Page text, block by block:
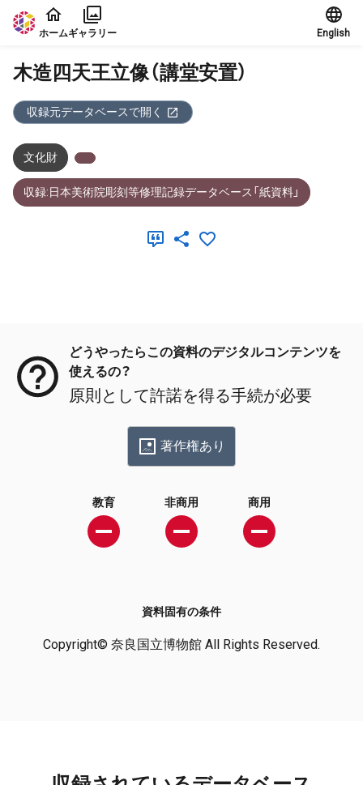
本文に飛ぶ
ホームギャラリー English
木造四天王立像（講堂安置）
収録元データベースで開く
文化財
収録:日本美術院彫刻等修理記録データベース「紙資料」
どうやったらこの資料のデジタルコンテンツを
使えるの？
原則として許諾を得る手続が必要
著作権あり
教育 非商用 商用
資料固有の条件
Copyright© 奈良国立博物館 All Rights Reserved.